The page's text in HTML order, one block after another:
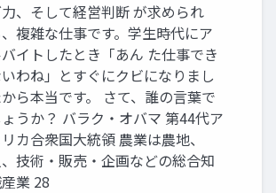
、そして経営判断 が求められ
複雑な仕事です。学生時代にア
イトしたとき「あん た仕事でき
わね」とすぐにクビになりまし
ら本当です。 さて、誰の言葉で
ょうか？ バラク・オバマ 第44代ア
カ合衆国大統領 農業は農地、
技術・販売・企画などの総合知
業 28